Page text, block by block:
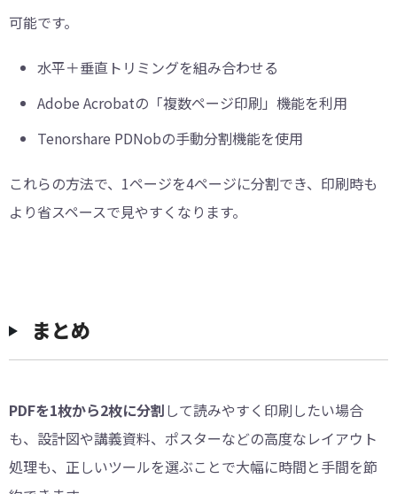
可能です。
水平＋垂直トリミングを組み合わせる
Adobe Acrobatの「複数ページ印刷」機能を利用
Tenorshare PDNobの手動分割機能を使用
これらの方法で、1ページを4ページに分割でき、印刷時も
より省スペースで見やすくなります。
まとめ
PDFを1枚から2枚に分割 して読みやすく印刷したい場合
も、設計図や講義資料、ポスターなどの高度なレイアウト
処理も、正しいツールを選ぶことで大幅に時間と手間を節